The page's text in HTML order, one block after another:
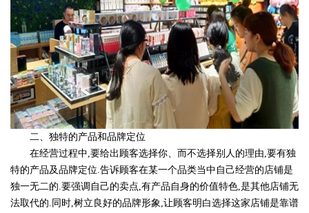
二、独特的产品和品牌定位
在经营过程中,要给出顾客选择你、而不选择别人的理由,要有独
特的产品及品牌定位.告诉顾客在某一个品类当中自己经营的店铺是
独一无二的.要强调自己的卖点,有产品自身的价值特色,是其他店铺无
法取代的.同时,树立良好的品牌形象,让顾客明白选择这家店铺是靠谱